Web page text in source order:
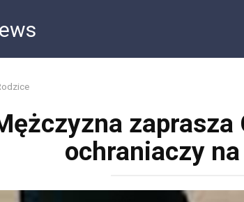
ochraniaczy